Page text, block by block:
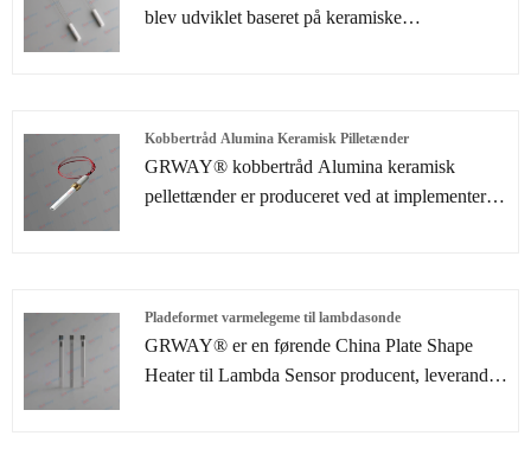
blev udviklet baseret på keramiske
Kobbertråd Alumina Keramisk Pilletænder
GRWAY® kobbertråd Alumina keramisk
pellettænder er produceret ved at implementere
kan give højere pålidelighed end nogensinde før.
Anvendelser omfatter primært brug som
innovative typer varmelegemer i bilindustrien,
Pladeformet varmelegeme til lambdasonde
GRWAY® er en førende China Plate Shape
Heater til Lambda Sensor producent, leverandør